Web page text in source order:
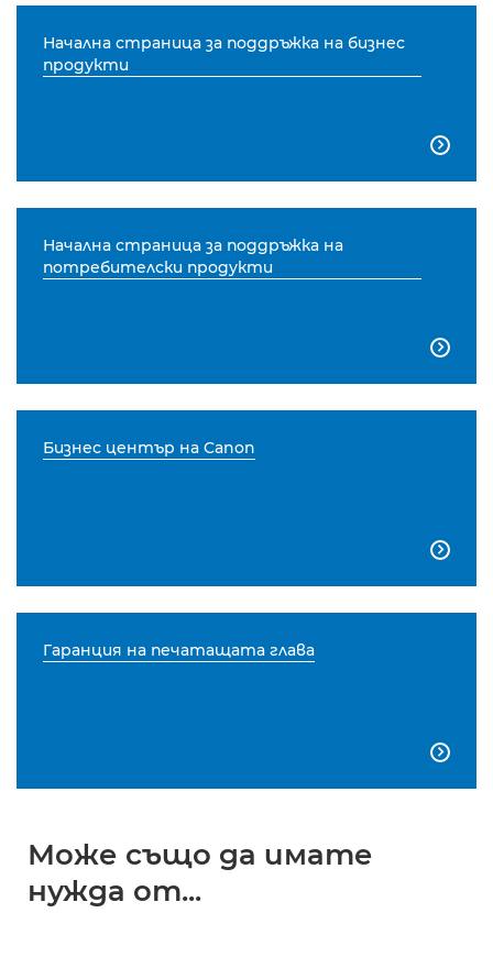
Начална страница за поддръжка на бизнес
продукти

Начална страница за поддръжка на
потребителски продукти

Бизнес център на Canon

Гаранция на печатащата глава

Може също да имате
нужда от...